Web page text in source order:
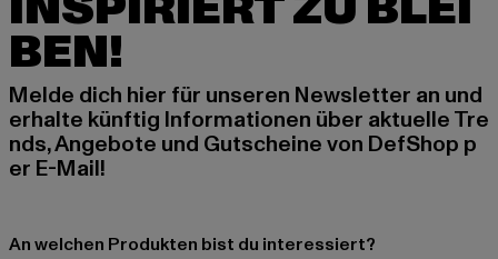
BEN!
Melde dich hier für unseren Newsletter an und
erhalte künftig Informationen über aktuelle Tre
nds, Angebote und Gutscheine von DefShop p
er E-Mail!
An welchen Produkten bist du interessiert?